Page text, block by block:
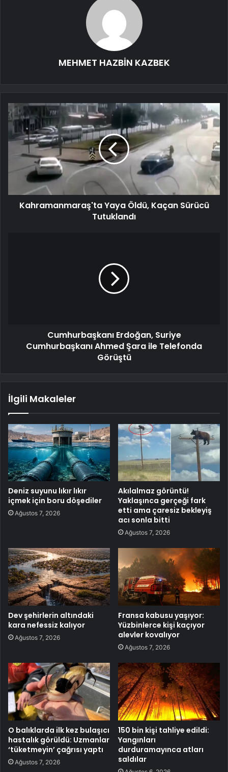
MEHMET HAZBİN KAZBEK
Kahramanmaraş'ta Yaya Öldü, Kaçan Sürücü
Tutuklandı
Cumhurbaşkanı Erdoğan, Suriye
Cumhurbaşkanı Ahmed Şara ile Telefonda
Görüştü
İlgili Makaleler
Deniz suyunu lıkır lıkır
içmek için boru döşediler
Ağustos 7, 2026
Akılalmaz görüntü!
Yaklaşınca gerçeği fark
etti ama çaresiz bekleyiş
acı sonla bitti
Ağustos 7, 2026
Dev şehirlerin altındaki
kara nefessiz kalıyor
Ağustos 7, 2026
Fransa kabusu yaşıyor:
Yüzbinlerce kişi kaçıyor
alevler kovalıyor
Ağustos 7, 2026
O balıklarda ilk kez bulaşıcı
hastalık görüldü: Uzmanlar
‘tüketmeyin’ çağrısı yaptı
Ağustos 7, 2026
150 bin kişi tahliye edildi:
Yangınları
durduramayınca atları
saldılar